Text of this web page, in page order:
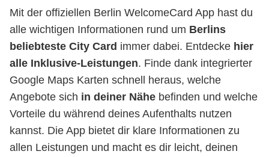
Mit der offiziellen Berlin WelcomeCard App hast du
alle wichtigen Informationen rund um Berlins
beliebteste City Card immer dabei. Entdecke hier
alle Inklusive-Leistungen. Finde dank integrierter
Google Maps Karten schnell heraus, welche
Angebote sich in deiner Nähe befinden und welche
Vorteile du während deines Aufenthalts nutzen
kannst. Die App bietet dir klare Informationen zu
allen Leistungen und macht es dir leicht, deinen